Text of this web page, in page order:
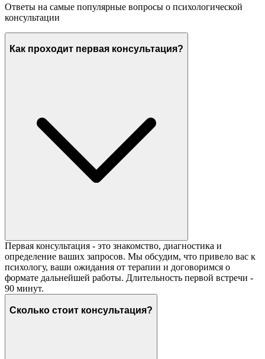
Ответы на самые популярные вопросы о психологической
консультации
Как проходит первая консультация?
Первая консультация - это знакомство, диагностика и
определение ваших запросов. Мы обсудим, что привело вас к
психологу, ваши ожидания от терапии и договоримся о
формате дальнейшей работы. Длительность первой встречи -
90 минут.
Сколько стоит консультация?